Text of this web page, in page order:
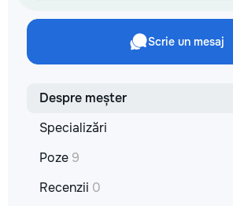
Scrie un mesaj
Despre meșter
Specializări
Poze 9
Recenzii 0